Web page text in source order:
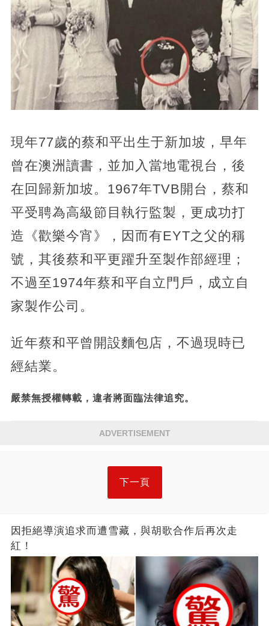
現年77歲的蔡和平出生于新加坡，早年
曾在澳洲讀書，並加入當地電視台，後
在回歸新加坡。1967年TVB開台，蔡和
平受聘為高級節目執行監製，更成功打
造《歡樂今宵》，因而有EYT之父的稱
號，其後蔡和平更躍升至製作部經理；
不過至1974年蔡和平自立門戶，成立自
家製作公司。
近年蔡和平曾開設麵包店，不過現時已
經結業。
嚴禁無授權轉載，違者將面臨法律追究。
ADVERTISEMENT
下一頁
因拒絕導演追求而遭雪藏，與胡歌合作后再次走
紅！